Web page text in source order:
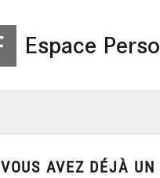
Espace
VOUS AVEZ DÉJÀ UN